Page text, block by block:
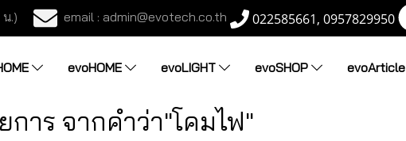
.) email : admin@evotech.co.th 022585661, 0957829950
evoHOME evoLIGHT evoSHOP evoArticle
การ จากคำว่า"โคมไฟ"